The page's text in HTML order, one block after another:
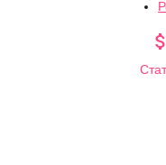
